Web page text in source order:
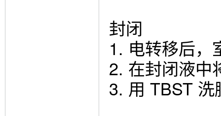
封闭
1. 电转移后，
2. 在封闭液中
3. 用 TBST